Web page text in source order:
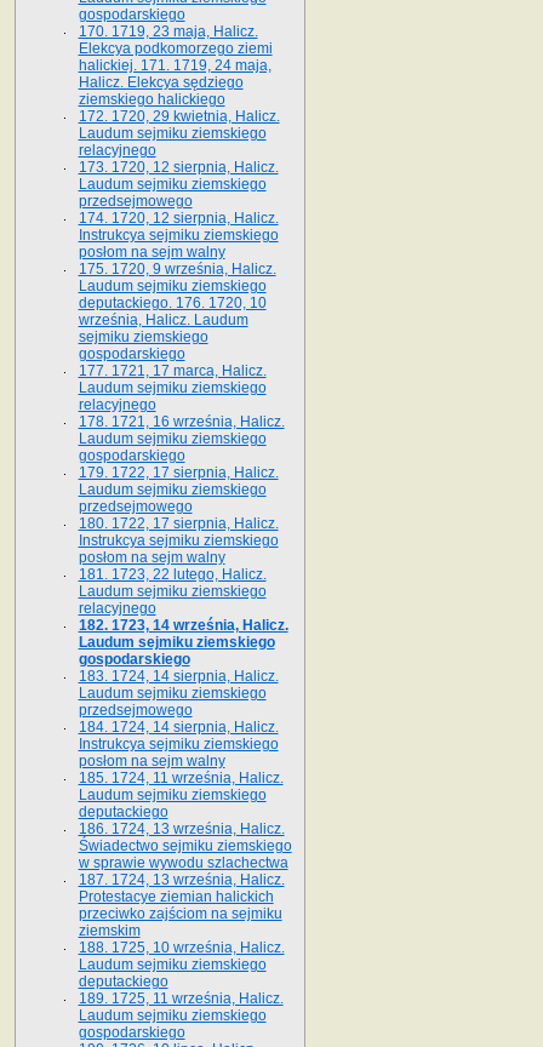
gospodarskiego
170. 1719, 23 maja, Halicz.
Elekcya podkomorzego ziemi
halickiej. 171. 1719, 24 maja,
Halicz. Elekcya sędziego
ziemskiego halickiego
172. 1720, 29 kwietnia, Halicz.
Laudum sejmiku ziemskiego
relacyjnego
173. 1720, 12 sierpnia, Halicz.
Laudum sejmiku ziemskiego
przedsejmowego
174. 1720, 12 sierpnia, Halicz.
Instrukcya sejmiku ziemskiego
posłom na sejm walny
175. 1720, 9 września, Halicz.
Laudum sejmiku ziemskiego
deputackiego. 176. 1720, 10
września, Halicz. Laudum
sejmiku ziemskiego
gospodarskiego
177. 1721, 17 marca, Halicz.
Laudum sejmiku ziemskiego
relacyjnego
178. 1721, 16 września, Halicz.
Laudum sejmiku ziemskiego
gospodarskiego
179. 1722, 17 sierpnia, Halicz.
Laudum sejmiku ziemskiego
przedsejmowego
180. 1722, 17 sierpnia, Halicz.
Instrukcya sejmiku ziemskiego
posłom na sejm walny
181. 1723, 22 lutego, Halicz.
Laudum sejmiku ziemskiego
relacyjnego
182. 1723, 14 września, Halicz.
Laudum sejmiku ziemskiego
gospodarskiego
183. 1724, 14 sierpnia, Halicz.
Laudum sejmiku ziemskiego
przedsejmowego
184. 1724, 14 sierpnia, Halicz.
Instrukcya sejmiku ziemskiego
posłom na sejm walny
185. 1724, 11 września, Halicz.
Laudum sejmiku ziemskiego
deputackiego
186. 1724, 13 września, Halicz.
Świadectwo sejmiku ziemskiego
w sprawie wywodu szlachectwa
187. 1724, 13 września, Halicz.
Protestacye ziemian halickich
przeciwko zajściom na sejmiku
ziemskim
188. 1725, 10 września, Halicz.
Laudum sejmiku ziemskiego
deputackiego
189. 1725, 11 września, Halicz.
Laudum sejmiku ziemskiego
gospodarskiego